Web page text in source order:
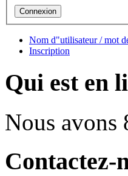
Nom d"utilisateur / mot
Inscription
Qui est en
Nous avons
Contactez-